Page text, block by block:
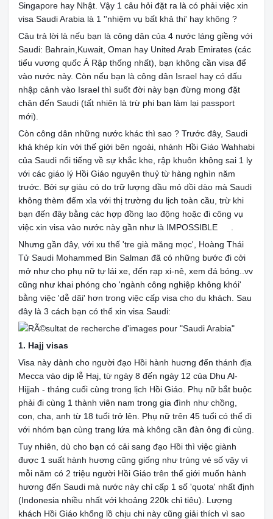
Singapore hay Nhật. Vậy 1 câu hỏi đặt ra là có phải việc xin
visa Saudi Arabia là 1 ''nhiệm vụ bất khả thi' hay không ?
Câu trả lời là nếu bạn là công dân của 4 nước láng giềng với
Saudi: Bahrain,Kuwait, Oman hay United Arab Emirates (các
tiểu vương quốc Ả Rập thống nhất), bạn không cần visa để
vào nước này. Còn nếu bạn là công dân Israel hay có dấu
nhập cảnh vào Israel thì suốt đời này bạn đừng mong đặt
chân đến Saudi (tất nhiên là trừ phi bạn làm lại passport
mới).
Còn công dân những nước khác thì sao ? Trước đây, Saudi
khá khép kín với thế giới bên ngoài, nhánh Hồi Giáo Wahhabi
của Saudi nổi tiếng về sự khắc khe, rập khuôn không sai 1 ly
với các giáo lý Hồi Giáo nguyên thuỷ từ hàng nghìn năm
trước. Bởi sự giàu có do trữ lượng dầu mỏ dồi dào mà Saudi
không thèm đếm xỉa với thị trường du lịch toàn cầu, trừ khi
bạn đến đây bằng các hợp đồng lao động hoặc đi công vụ
việc xin visa vào nước này gần như là IMPOSSIBLE
Nhưng gần đây, với xu thế 'tre già măng mọc', Hoàng Thái
Tử Saudi Mohammed Bin Salman đã có những bước đi cởi
mở như cho phụ nữ tự lái xe, đến rạp xi-nê, xem đá bóng..vv
cũng như khai phóng cho 'ngành công nghiệp không khói'
bằng việc 'dễ dãi' hơn trong việc cấp visa cho du khách. Sau
đây là 3 cách bạn có thể xin visa Saudi:
1. Hajj visas
Visa này dành cho người đạo Hồi hành huơng đến thánh địa
Mecca vào dịp lễ Haj, từ ngày 8 đến ngày 12 của Dhu Al-
Hijjah - tháng cuối cùng trong lịch Hồi Giáo. Phụ nữ bắt buộc
phải đi cùng 1 thành viên nam trong gia đình như chồng,
con, cha, anh từ 18 tuổi trở lên. Phụ nữ trên 45 tuổi có thể đi
với nhóm bạn cùng trang lứa mà không cần đàn ông đi cùng.
Tuy nhiên, dù cho bạn có cải sang đạo Hồi thì việc giành
được 1 suất hành hương cũng giống như trúng vé số vậy vì
mỗi năm có 2 triệu người Hồi Giáo trên thế giới muốn hành
hương đến Saudi mà nước này chỉ cấp 1 số 'quota' nhất định
(Indonesia nhiều nhất với khoảng 220k chỉ tiêu). Lượng
khách Hồi Giáo khổng lồ chịu chi này cũng giải thích vì sao